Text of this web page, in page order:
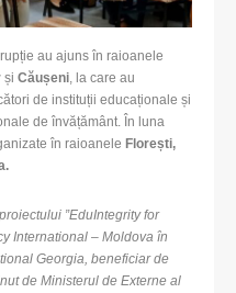
au ajuns în raioanele
și Căușeni, la care au
de instituții educaționale și
de învățământ. În luna
în raioanele Florești,
”EduIntegrity for
International – Moldova în
Georgia, beneficiar de
de Ministerul de Externe al